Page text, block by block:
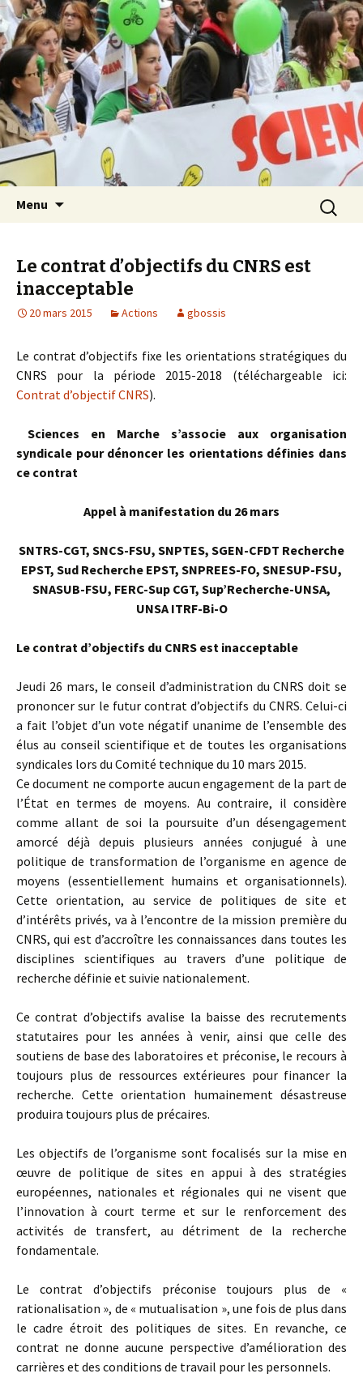
Les Sciences sont notre avenir
Menu
Le contrat d’objectifs du CNRS est
inacceptable
20 mars 2015 Actions gbossis
Le contrat d’objectifs fixe les orientations stratégiques du
CNRS pour la période 2015-2018 (téléchargeable ici:
Contrat d’objectif CNRS).
Sciences en Marche s’associe aux organisation
syndicale pour dénoncer les orientations définies dans
ce contrat
Appel à manifestation du 26 mars
SNTRS-CGT, SNCS-FSU, SNPTES, SGEN-CFDT Recherche
EPST, Sud Recherche EPST, SNPREES-FO, SNESUP-FSU,
SNASUB-FSU, FERC-Sup CGT, Sup’Recherche-UNSA,
UNSA ITRF-Bi-O
Le contrat d’objectifs du CNRS est inacceptable
Jeudi 26 mars, le conseil d’administration du CNRS doit se
prononcer sur le futur contrat d’objectifs du CNRS. Celui-ci
a fait l’objet d’un vote négatif unanime de l’ensemble des
élus au conseil scientifique et de toutes les organisations
syndicales lors du Comité technique du 10 mars 2015.
Ce document ne comporte aucun engagement de la part de
l’État en termes de moyens. Au contraire, il considère
comme allant de soi la poursuite d’un désengagement
amorcé déjà depuis plusieurs années conjugué à une
politique de transformation de l’organisme en agence de
moyens (essentiellement humains et organisationnels).
Cette orientation, au service de politiques de site et
d’intérêts privés, va à l’encontre de la mission première du
CNRS, qui est d’accroître les connaissances dans toutes les
disciplines scientifiques au travers d’une politique de
recherche définie et suivie nationalement.
Ce contrat d’objectifs avalise la baisse des recrutements
statutaires pour les années à venir, ainsi que celle des
soutiens de base des laboratoires et préconise, le recours à
toujours plus de ressources extérieures pour financer la
recherche. Cette orientation humainement désastreuse
produira toujours plus de précaires.
Les objectifs de l’organisme sont focalisés sur la mise en
œuvre de politique de sites en appui à des stratégies
européennes, nationales et régionales qui ne visent que
l’innovation à court terme et sur le renforcement des
activités de transfert, au détriment de la recherche
fondamentale.
Le contrat d’objectifs préconise toujours plus de «
rationalisation », de « mutualisation », une fois de plus dans
le cadre étroit des politiques de sites. En revanche, ce
contrat ne donne aucune perspective d’amélioration des
carrières et des conditions de travail pour les personnels.